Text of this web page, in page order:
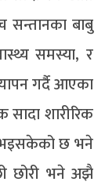
सन्तानका बाबु
समस्या, र
गर्दै आएका
शारीरिक
भइसकेको छ भने
छोरी भने अझै